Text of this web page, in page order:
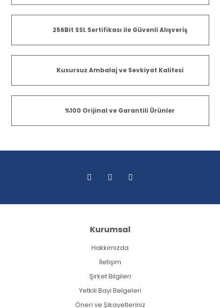
256Bit SSL Sertifikası ile Güvenli Alışveriş
Kusursuz Ambalaj ve Sevkiyat Kalitesi
%100 Orijinal ve Garantili Ürünler
Kurumsal
Hakkımızda
İletişim
Şirket Bilgileri
Yetkili Bayi Belgeleri
Öneri ve Şikayetleriniz